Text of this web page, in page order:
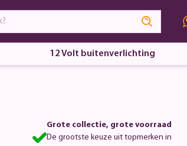
12 Volt buitenverlichting
Grote collectie, grote voorraad
De grootste keuze uit topmerken in